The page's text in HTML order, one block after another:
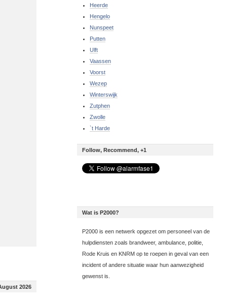
2026
Heerde
Hengelo
Nunspeet
Putten
Ulft
Vaassen
Voorst
Wezep
Winterswijk
Zutphen
Zwolle
`t Harde
Follow, Recommend, +1
Wat is P2000?
P2000 is een netwerk opgezet om personeel van de
hulpdiensten zoals brandweer, ambulance, politie,
Rode Kruis en KNRM op te roepen in geval van een
incident of andere situatie waar hun aanwezigheid
gewenst is.